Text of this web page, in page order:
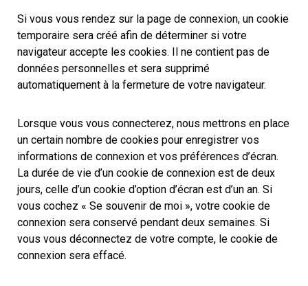
Si vous vous rendez sur la page de connexion, un cookie
temporaire sera créé afin de déterminer si votre
navigateur accepte les cookies. Il ne contient pas de
données personnelles et sera supprimé
automatiquement à la fermeture de votre navigateur.
Lorsque vous vous connecterez, nous mettrons en place
un certain nombre de cookies pour enregistrer vos
informations de connexion et vos préférences d’écran.
La durée de vie d’un cookie de connexion est de deux
jours, celle d’un cookie d’option d’écran est d’un an. Si
vous cochez « Se souvenir de moi », votre cookie de
connexion sera conservé pendant deux semaines. Si
vous vous déconnectez de votre compte, le cookie de
connexion sera effacé.